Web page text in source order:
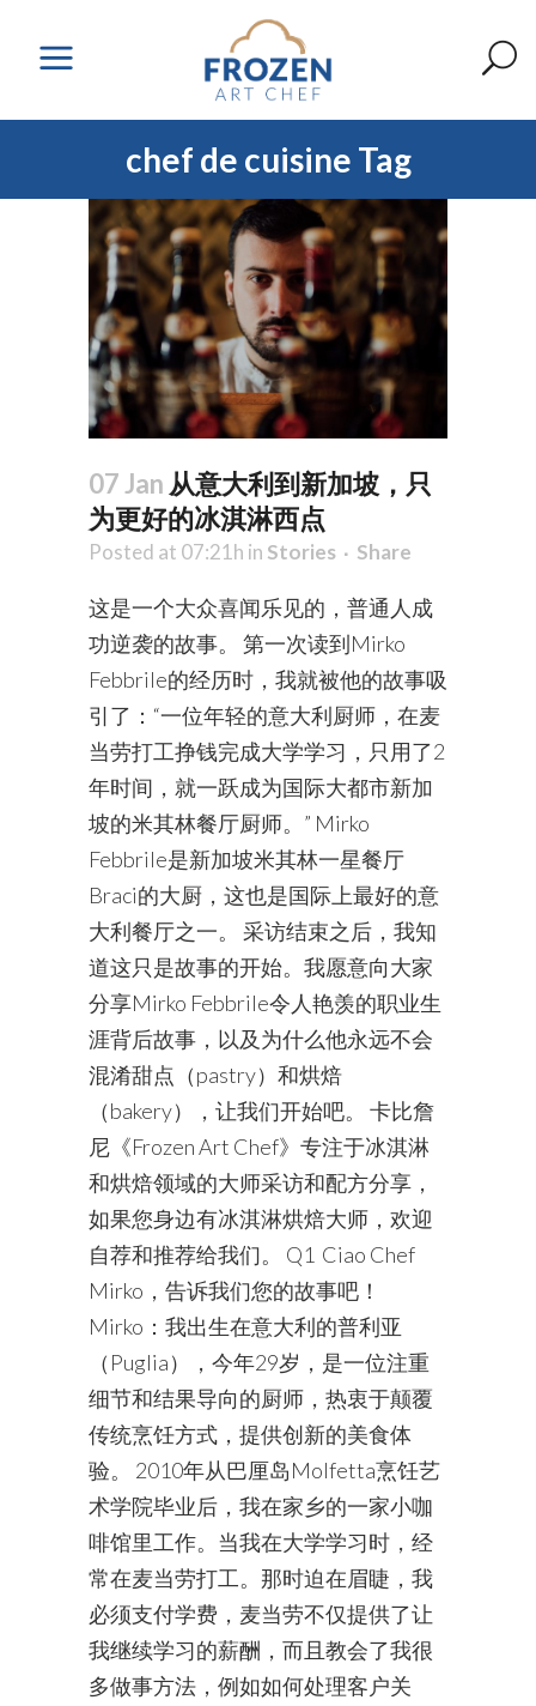
chef de cuisine Tag
07 Jan 从意大利到新加坡，只
为更好的冰淇淋西点
Posted at 07:21h in Stories Share
这是一个大众喜闻乐见的，普通人成
功逆袭的故事。 第一次读到Mirko
Febbrile的经历时，我就被他的故事吸
引了：“一位年轻的意大利厨师，在麦
当劳打工挣钱完成大学学习，只用了2
年时间，就一跃成为国际大都市新加
坡的米其林餐厅厨师。” Mirko
Febbrile是新加坡米其林一星餐厅
Braci的大厨，这也是国际上最好的意
大利餐厅之一。 采访结束之后，我知
道这只是故事的开始。我愿意向大家
分享Mirko Febbrile令人艳羡的职业生
涯背后故事，以及为什么他永远不会
混淆甜点（pastry）和烘焙
（bakery），让我们开始吧。 卡比詹
尼《Frozen Art Chef》专注于冰淇淋
和烘焙领域的大师采访和配方分享，
如果您身边有冰淇淋烘焙大师，欢迎
自荐和推荐给我们。 Q1 Ciao Chef
Mirko，告诉我们您的故事吧！
Mirko：我出生在意大利的普利亚
（Puglia），今年29岁，是一位注重
细节和结果导向的厨师，热衷于颠覆
传统烹饪方式，提供创新的美食体
验。 2010年从巴厘岛Molfetta烹饪艺
术学院毕业后，我在家乡的一家小咖
啡馆里工作。当我在大学学习时，经
常在麦当劳打工。那时迫在眉睫，我
必须支付学费，麦当劳不仅提供了让
我继续学习的薪酬，而且教会了我很
多做事方法，例如如何处理客户关